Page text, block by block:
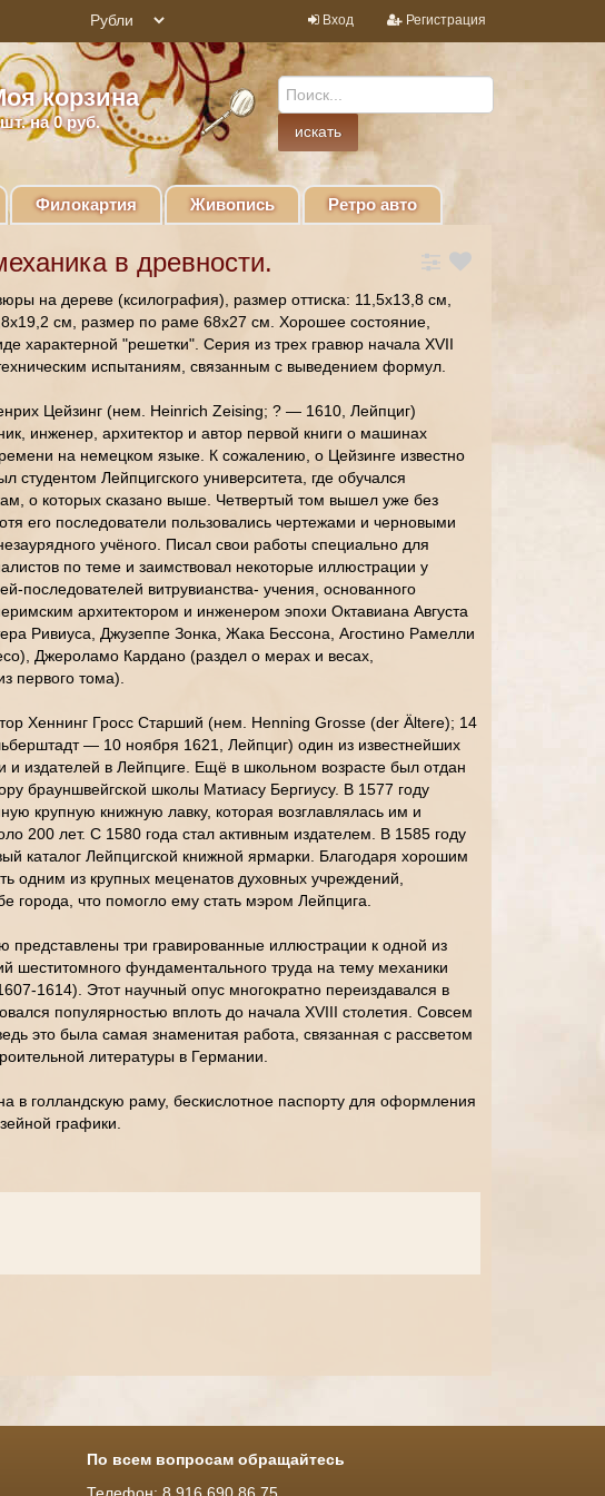
Вход Регистрация
корзина
на 0 руб.
Филокартия Живопись Ретро авто
в древности.
на дереве (ксилография), размер оттиска: 11,5х13,8 см,
см, размер по раме 68х27 см. Хорошее состояние,
характерной "решетки". Серия из трех гравюр начала XVII
испытаниям, связанным с выведением формул.
Цейзинг (нем. Heinrich Zeising; ? — 1610, Лейпциг)
инженер, архитектор и автор первой книги о машинах
на немецком языке. К сожалению, о Цейзинге известно
студентом Лейпцигского университета, где обучался
о которых сказано выше. Четвертый том вышел уже без
его последователи пользовались чертежами и черновыми
учёного. Писал свои работы специально для
по теме и заимствовал некоторые иллюстрации у
последователей витрувианства- учения, основанного
архитектором и инженером эпохи Октавиана Августа
Ривиуса, Джузеппе Зонка, Жака Бессона, Агостино Рамелли
Джероламо Кардано (раздел о мерах и весах,
первого тома).
Хеннинг Гросс Старший (нем. Henning Grosse (der Ältere); 14
— 10 ноября 1621, Лейпциг) один из известнейших
и издателей в Лейпциге. Ещё в школьном возрасте был отдан
брауншвейгской школы Матиасу Бергиусу. В 1577 году
крупную книжную лавку, которая возглавлялась им и
200 лет. С 1580 года стал активным издателем. В 1585 году
каталог Лейпцигской книжной ярмарки. Благодаря хорошим
одним из крупных меценатов духовных учреждений,
города, что помогло ему стать мэром Лейпцига.
три гравированные иллюстрации к одной из
шеститомного фундаментального труда на тему механики
1614). Этот научный опус многократно переиздавался в
популярностью вплоть до начала XVIII столетия. Совсем
это была самая знаменитая работа, связанная с рассветом
литературы в Германии.
в голландскую раму, бескислотное паспорту для оформления
графики.
По всем вопросам обращайтесь